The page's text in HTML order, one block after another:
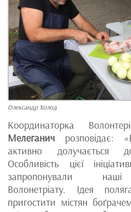
Олександр Холод
Координаторка
Мелеганич розповідає:
активно долучається
Особливість цієї
запропонували наші
Волонетріату. Ідея
пригостити містян